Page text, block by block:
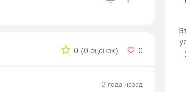
0 (0 оценок) 0
3 года назад